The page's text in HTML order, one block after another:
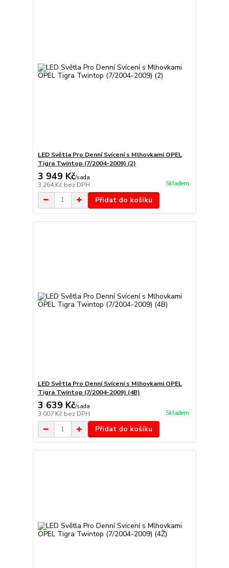
LED Světla Pro Denní Svícení s Mlhovkami OPEL
Tigra Twintop (7/2004-2009) (2)
3 949 Kč/sada
3 264 Kč bez DPH Skladem
Přidat do košíku
LED Světla Pro Denní Svícení s Mlhovkami OPEL
Tigra Twintop (7/2004-2009) (4B)
3 639 Kč/sada
3 007 Kč bez DPH Skladem
Přidat do košíku